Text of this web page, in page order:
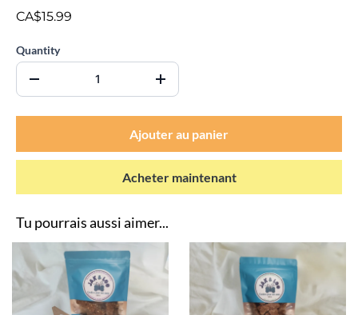
CA$15.99
Quantity
Ajouter au panier
Acheter maintenant
Tu pourrais aussi aimer...